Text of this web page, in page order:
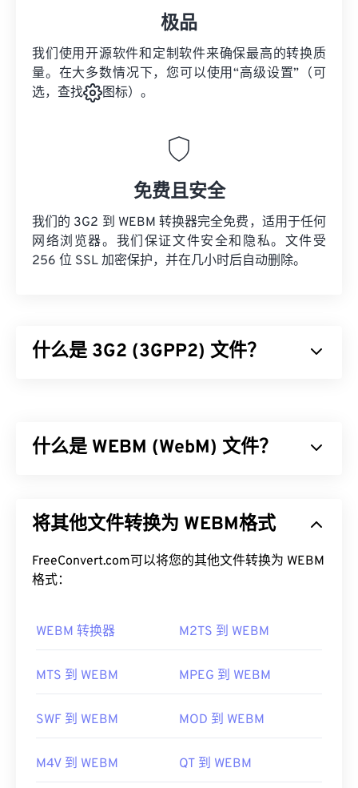
极品
我们使用开源软件和定制软件来确保最高的转换质
量。在大多数情况下，您可以使用“高级设置”（可
选，查找
图标）。
免费且安全
我们的 3G2 到 WEBM 转换器完全免费，适用于任何
网络浏览器。我们保证文件安全和隐私。文件受
256 位 SSL 加密保护，并在几小时后自动删除。
什么是 3G2 (3GPP2) 文件？
网络上的手机通过高速无线连接捕获、保存、传送和
管 3G2 是为移动设备设计的，但该文件格式在大多
数操作系统上都可以轻松打开，包括 Linux、Mac 和
3G2 是一种灵活的文件格式，支持通过Timed Text
添加字幕和副标题。它不支持交互式菜单，但与提供
首次发行：1998年
https://en.wikipedia.org/wiki/
什么是 WEBM (WebM) 文件？
它支持章节、字幕、副标题、元数据标签、流媒体、
WEBM 使用VP8或VP9编解码器压缩视频流，使用
Vorbis
如何打开 WEBM 文件？
上打开 WEBM 文件。其他适合打开 WEBM 的播放器
和适用于 Mac OS X 操作系统的 Elmedia 。
独安装编解码器
。不过，大多数浏览器都支持
将其他文件转换为 WEBM格式
FreeConvert.com可以将您的其他文件转换为 WEBM
格式：
WEBM 转换器 M2TS 到 WEBM
MTS 到 WEBM MPEG 到 WEBM
SWF 到 WEBM MOD 到 WEBM
M4V 到 WEBM QT 到 WEBM